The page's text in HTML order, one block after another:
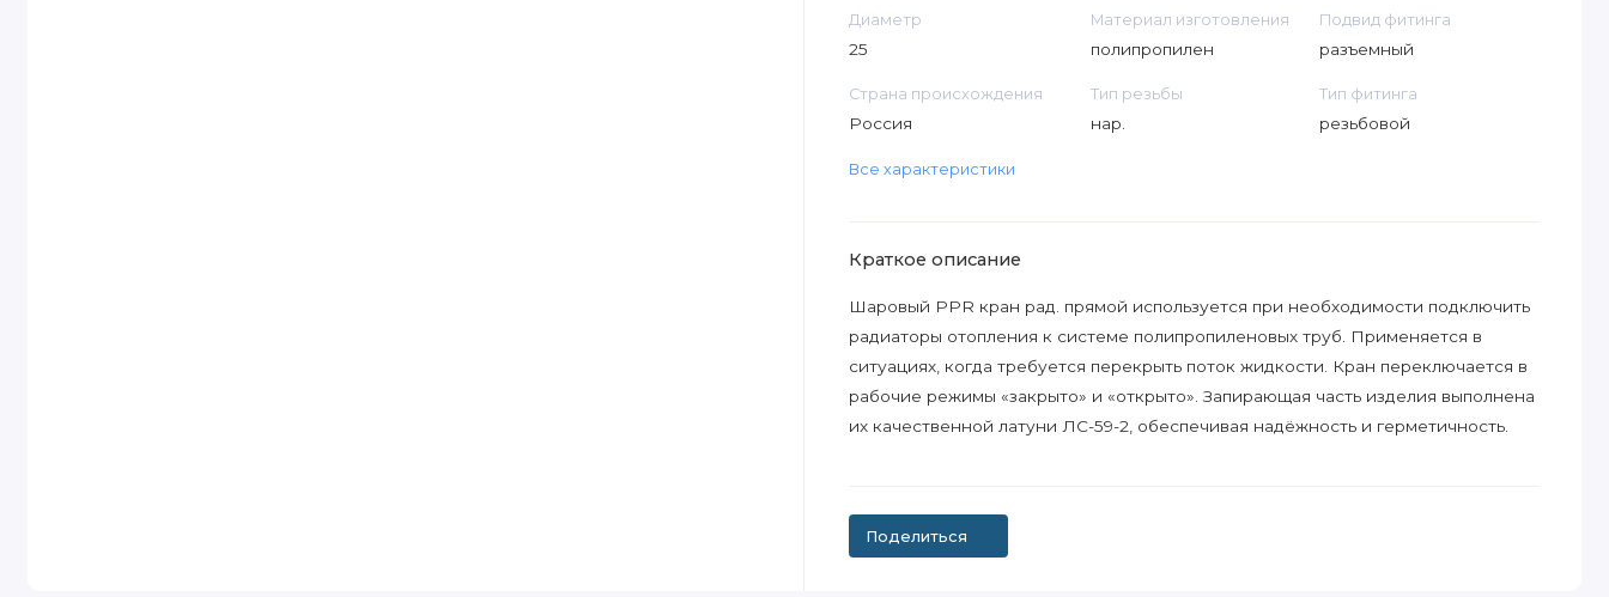
Диаметр
25
Материал изготовления
полипропилен
Подвид фитинга
разъемный
Страна происхождения
Россия
Тип резьбы
нар.
Тип фитинга
резьбовой
Все характеристики
Краткое описание
Шаровый PPR кран рад. прямой используется при необходимости подключить
радиаторы отопления к системе полипропиленовых труб. Применяется в
ситуациях, когда требуется перекрыть поток жидкости. Кран переключается в
рабочие режимы «закрыто» и «открыто». Запирающая часть изделия выполнена
их качественной латуни ЛС-59-2, обеспечивая надёжность и герметичность.
Поделиться